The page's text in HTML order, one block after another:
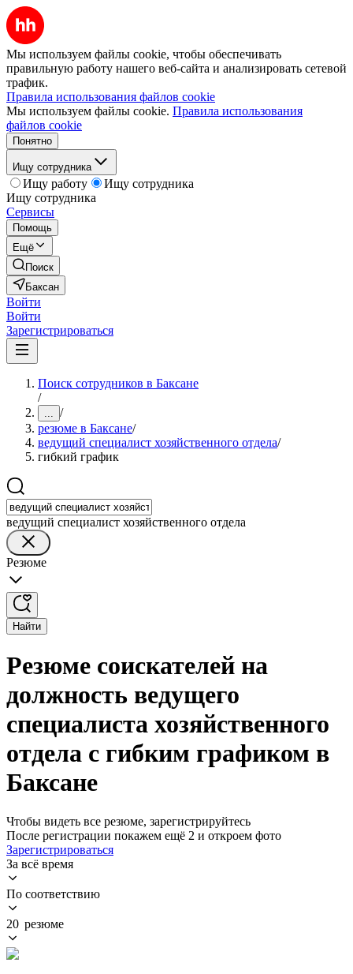
Мы используем файлы cookie, чтобы обеспечивать
правильную работу нашего веб-сайта и анализировать сетевой
трафик.
Правила использования файлов cookie
Мы используем файлы cookie. Правила использования
файлов cookie
Понятно
Ищу сотрудника
Ищу работу
Ищу сотрудника
Ищу сотрудника
Сервисы
Помощь
Ещё
Поиск
Баксан
Войти
Войти
Зарегистрироваться
Поиск сотрудников в Баксане
/
... /
резюме в Баксане/
ведущий специалист хозяйственного отдела/
гибкий график
ведущий специалист хозяйственного отдела
Резюме
Найти
Резюме соискателей на
должность ведущего
специалиста хозяйственного
отдела с гибким графиком в
Баксане
Чтобы видеть все резюме, зарегистрируйтесь
После регистрации покажем ещё 2 и откроем фото
Зарегистрироваться
За всё время
По соответствию
20 резюме